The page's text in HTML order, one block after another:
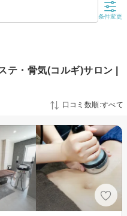
条件変更
テ・骨気(コルギ)サロン |
口コミ数順:すべて